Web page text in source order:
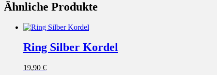
Ähnliche Produkte
Ring Silber Kordel
19,90 €